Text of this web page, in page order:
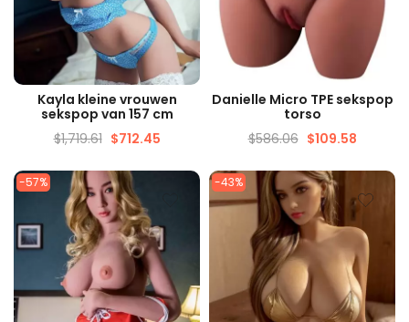
SNELLE WEERGAVE
Kayla kleine vrouwen
sekspop van 157 cm
$1,719.61 $712.45
SNELLE WEERGAVE
Danielle Micro TPE sekspop
torso
$586.06 $109.58
-57% -43%